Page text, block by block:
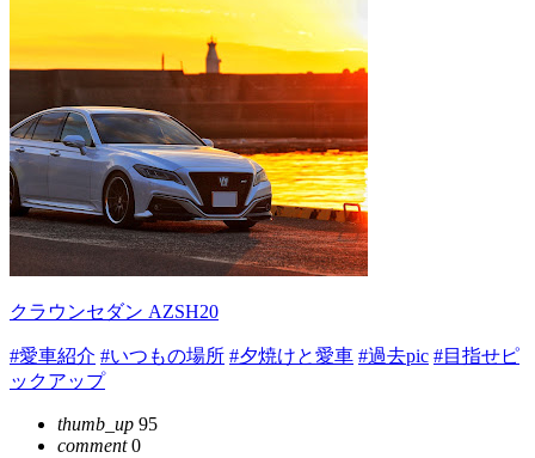
クラウンセダン AZSH20
#愛車紹介 #いつもの場所 #夕焼けと愛車 #過去pic #目指せピ
ックアップ
thumb_up 95
comment0